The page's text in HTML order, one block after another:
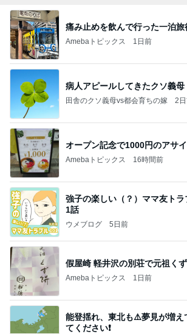
痛み止めを飲んで行った一泊旅
Amebaトピックス 1日前
病人アピールしてきたクソ義母
田舎のクソ義母vs都会育ちの嫁 2
オープン記念で1000円のアサ
Amebaトピックス 16時間前
強子の楽しい（？）ママ友ト
1話
ウメブログ 5日前
假屋崎 軽井沢の別荘で元祖く
Amebaトピックス 1日前
能登揺れ、東北も⚠️夢見が増え
てください❗️